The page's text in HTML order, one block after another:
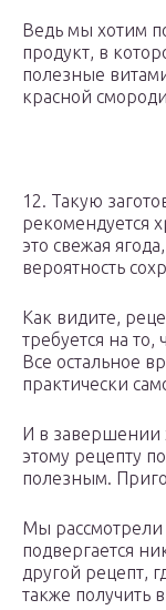
Ведь мы хотим
продукт, в
полезные
красной
12. Такую
рекомендуется
это свежая
вероятность
Как видите,
требуется на
Все остальное
практически
И в завершении
этому рецепту
полезным.
Мы рассмотрели
подвергается
другой рецепт,
также получить